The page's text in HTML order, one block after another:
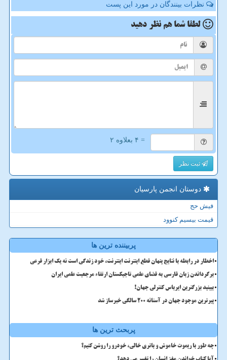
نظرات بینندگان در مورد این پست
لطفا شما هم نظر دهید
= ۴ بعلاوه ۲
ثبت نظر
دوستان انجمن پارسیان
فیش حج
قیمت بیسیم کنوود
پربیننده ترین ها
اخطار در رابطه با نتایج پنهان قطع اینترنت اینترنت، خود زندگی است نه یک ابزار فرعی
برگرداندن زبان فارسی به فضای علمی تاجیکستان ارتقاء مرجعیت علمی ایران
ببینید بزرگترین ایرباس کنترلی جهان!
پیرترین موجود جهان در آستانه ۲۰۰ سالگی خبرساز شد
پربحث ترین ها
چه طور با ریموت خاموش و باتری خالی، خودرو را روشن کنیم؟